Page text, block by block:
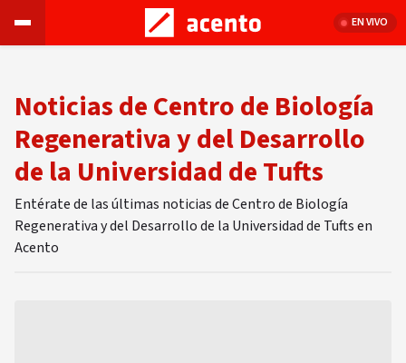
EN VIVO
Noticias de Centro de Biología
Regenerativa y del Desarrollo
de la Universidad de Tufts
Entérate de las últimas noticias de Centro de Biología
Regenerativa y del Desarrollo de la Universidad de Tufts en
Acento